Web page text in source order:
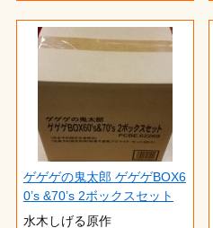
ゲゲゲの鬼太郎 ゲゲゲBOX6
0’s &70’s 2ボックスセット
水木しげる原作